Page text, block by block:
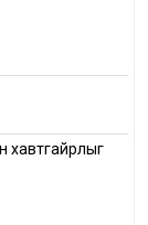
хавтгайрлыг